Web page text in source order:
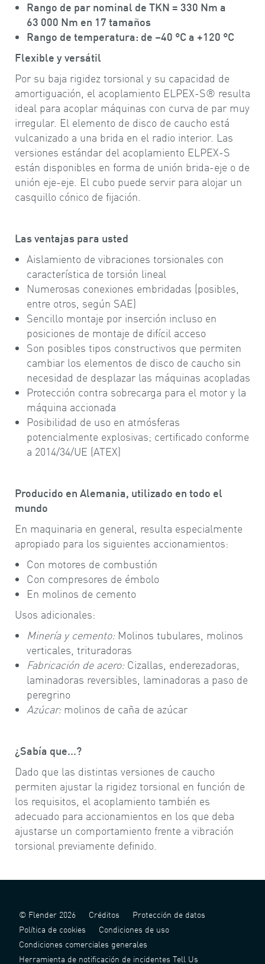
Rango de par nominal de TKN = 330 Nm a
63 000 Nm en 17 tamaños
Rango de temperatura: de –40 °C a +120 °C
Flexible y versátil
Por su baja rigidez torsional y su capacidad de
amortiguación, el acoplamiento ELPEX-S® resulta
ideal para acoplar máquinas con curva de par muy
irregular. El elemento de disco de caucho está
vulcanizado a una brida en el radio interior. Las
versiones estándar del acoplamiento ELPEX-S
están disponibles en forma de unión brida-eje o de
unión eje-eje. El cubo puede servir para alojar un
casquillo cónico de fijación.
Las ventajas para usted
Aislamiento de vibraciones torsionales con
característica de torsión lineal
Numerosas conexiones embridadas (posibles,
entre otros, según SAE)
Sencillo montaje por inserción incluso en
posiciones de montaje de difícil acceso
Son posibles tipos constructivos que permiten
cambiar los elementos de disco de caucho sin
necesidad de desplazar las máquinas acopladas
Protección contra sobrecarga para el motor y la
máquina accionada
Posibilidad de uso en atmósferas
potencialmente explosivas; certificado conforme
a 2014/34/UE (ATEX)
Producido en Alemania, utilizado en todo el
mundo
En maquinaria en general, resulta especialmente
apropiado para los siguientes accionamientos:
Con motores de combustión
Con compresores de émbolo
En molinos de cemento
Usos adicionales:
Minería y cemento:Molinos tubulares, molinos
verticales, trituradoras
Fabricación de acero:Cizallas, enderezadoras,
laminadoras reversibles, laminadoras a paso de
peregrino
Azúcar:molinos de caña de azúcar
¿Sabía que...?
Dado que las distintas versiones de caucho
permiten ajustar la rigidez torsional en función de
los requisitos, el acoplamiento también es
adecuado para accionamientos en los que deba
ajustarse un comportamiento frente a vibración
torsional previamente definido.
© Flender 2026 Créditos
Protección de datos
Política de cookies
Condiciones de uso
Condiciones comerciales generales
Herramienta de notificación de incidentes Tell Us